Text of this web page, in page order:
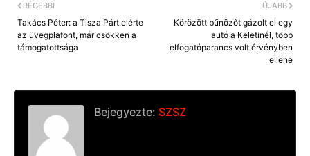
ÚJABB
Körözött bűnözőt gázolt el egy
autó a Keletinél, több
elfogatóparancs volt érvényben
ellene
RÉGEBBI
Takács Péter: a Tisza Párt elérte
az üvegplafont, már csökken a
támogatottsága
Bejegyezte: SZSZ